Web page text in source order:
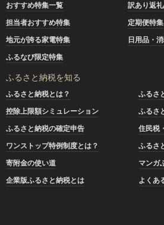
おすすめ特集一覧
訳あり返
担当者おすすめ特集
定期便特集
地元が誇る家電特集
日用品・
ふるなび限定特集
ふるさと納税を知る
ふるさと納税とは？
ふるさ
控除上限額シミュレーション
ふるさ
ふるさと納税の確定申告
住民税
ワンストップ特例制度とは？
ふるさ
寄附金の使い道
マンガ
企業版ふるさと納税とは
よくあ